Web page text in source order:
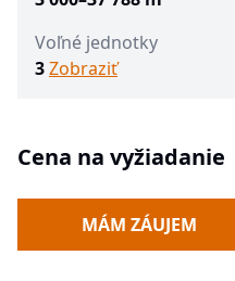
Voľné jednotky
3Zobraziť
Cena na vyžiadanie
MÁM ZÁUJEM